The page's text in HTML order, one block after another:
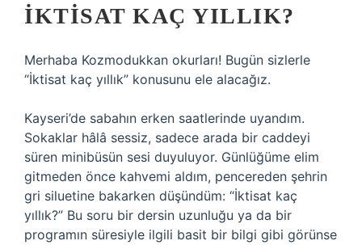
İKTISAT KAÇ YILLIK?
Merhaba Kozmodukkan okurları! Bugün sizlerle
“İktisat kaç yıllık” konusunu ele alacağız.
Kayseri’de sabahın erken saatlerinde uyandım.
Sokaklar hâlâ sessiz, sadece arada bir caddeyi
süren minibüsün sesi duyuluyor. Günlüğüme elim
gitmeden önce kahvemi aldım, pencereden şehrin
gri siluetine bakarken düşündüm: “İktisat kaç
yıllık?” Bu soru bir dersin uzunluğu ya da bir
programın süresiyle ilgili basit bir bilgi gibi görünse